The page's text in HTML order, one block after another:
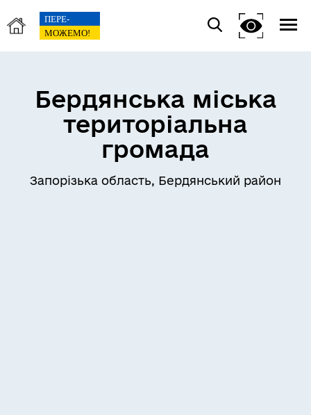
Бердянська міська
територіальна
громада
Запорізька область, Бердянський район